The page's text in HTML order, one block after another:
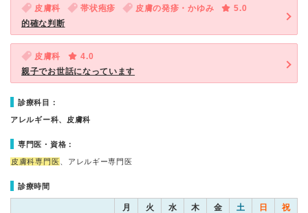
皮膚科 帯状疱疹 皮膚の発疹・かゆみ
5.0
的確な判断
皮膚科
4.0
親子でお世話になっています
診療科目：
アレルギー科、皮膚科
専門医・資格：
皮膚科専門医 、アレルギー専門医
診療時間
月 火 水 木 金 土 日 祝